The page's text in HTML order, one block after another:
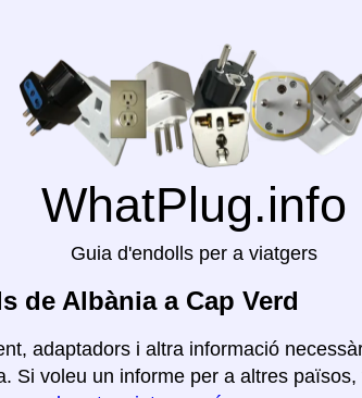
WhatPlug.info
Guia d'endolls per a viatgers
de Albània a Cap Verd
adaptadors i altra informació
Si voleu un informe per a altres països,